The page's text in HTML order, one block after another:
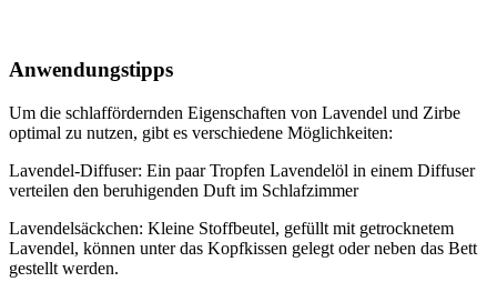
Anwendungstipps
Um die schlaffördernden Eigenschaften von Lavendel und Zirbe
optimal zu nutzen, gibt es verschiedene Möglichkeiten:
Lavendel-Diffuser: Ein paar Tropfen Lavendelöl in einem Diffuser
verteilen den beruhigenden Duft im Schlafzimmer
Lavendelsäckchen: Kleine Stoffbeutel, gefüllt mit getrocknetem
Lavendel, können unter das Kopfkissen gelegt oder neben das Bett
gestellt werden.